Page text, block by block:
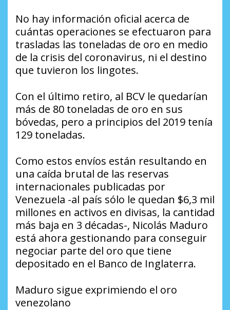
No hay información oficial acerca de
cuántas operaciones se efectuaron para
trasladas las toneladas de oro en medio
de la crisis del coronavirus, ni el destino
que tuvieron los lingotes.
Con el último retiro, al BCV le quedarían
más de 80 toneladas de oro en sus
bóvedas, pero a principios del 2019 tenía
129 toneladas.
Como estos envíos están resultando en
una caída brutal de las reservas
internacionales publicadas por
Venezuela -al país sólo le quedan $6,3 mil
millones en activos en divisas, la cantidad
más baja en 3 décadas-, Nicolás Maduro
está ahora gestionando para conseguir
negociar parte del oro que tiene
depositado en el Banco de Inglaterra.
Maduro sigue exprimiendo el oro
venezolano